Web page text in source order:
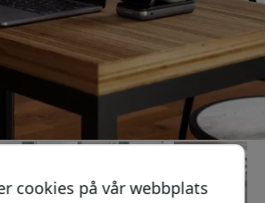
cookies på vår webbplats